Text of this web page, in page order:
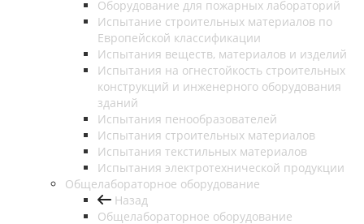
Оборудование для пожарных лабораторий
Испытание строительных материалов по
Европейской классификации
Испытания веществ, материалов и изделий
Испытания на огнестойкость строительных
конструкций и инженерного оборудования
зданий
Испытания пенообразователей
Испытания строительных материалов
Испытания текстильных материалов
Испытания электротехнической продукции
Общелабораторное оборудование
Назад
Общелабораторное оборудование